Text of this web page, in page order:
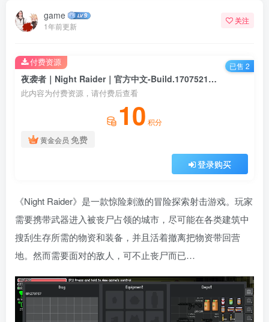
game
1年前更新
关注
夜袭者｜Night Raider｜官方中文-Build.17075211｜359M｜免安装
此内容为付费资源，请付费后查看
10 积分
黄金会员 免费
登录购买
付费资源 已售 2
《Night Raider》是一款惊险刺激的冒险探索射击游戏。玩家
需要携带武器进入被丧尸占领的城市，尽可能在各类建筑中
搜刮生存所需的物资和装备，并且活着撤离把物资带回营
地。然而需要面对的敌人，可不止丧尸而已…